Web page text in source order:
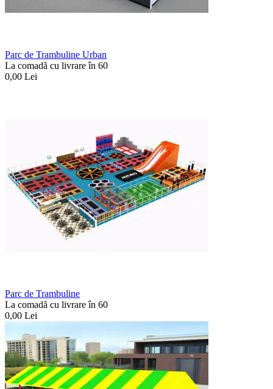
Parc de Trambuline Urban
La comadã cu livrare în 60
0,00 Lei
Parc de Trambuline
La comadã cu livrare în 60
0,00 Lei